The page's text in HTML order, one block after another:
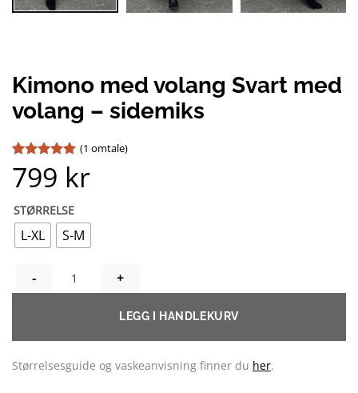
Kimono med volang Svart med
volang – sidemiks
Vurdert
av 5 basert
1
kundevurdering
(1 omtale)
799 kr
STØRRELSE
L-XL S-M
KIMONO MED VOLANG SVART MED VOLANG - SIDENMIX
LEGG I HANDLEKURV
Størrelsesguide og vaskeanvisning finner du her.